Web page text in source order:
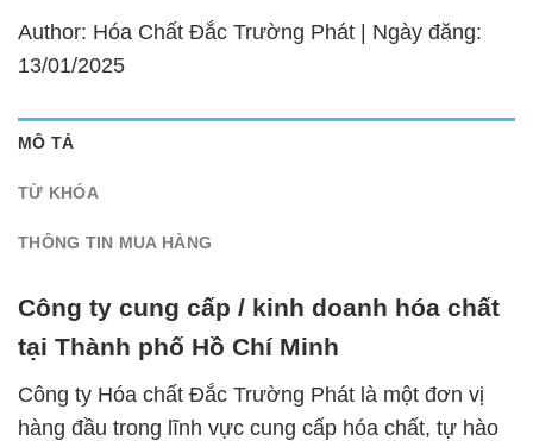
Author: Hóa Chất Đắc Trường Phát | Ngày đăng:
13/01/2025
MÔ TẢ
TỪ KHÓA
THÔNG TIN MUA HÀNG
Công ty cung cấp / kinh doanh hóa chất
tại Thành phố Hồ Chí Minh
Công ty Hóa chất Đắc Trường Phát là một đơn vị
hàng đầu trong lĩnh vực cung cấp hóa chất, tự hào